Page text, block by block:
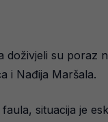
doživjeli su
i Nađija Maršala.
situacija je